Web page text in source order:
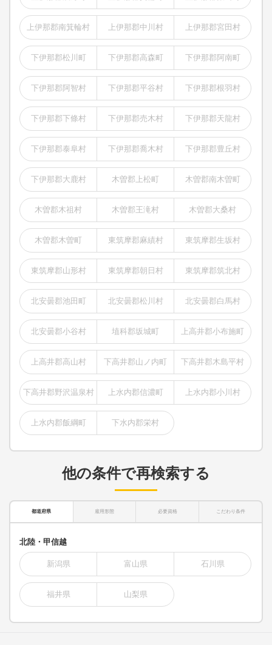
上伊那郡南箕輪村 上伊那郡中川村 上伊那郡宮田村
下伊那郡松川町 下伊那郡高森町 下伊那郡阿南町
下伊那郡阿智村 下伊那郡平谷村 下伊那郡根羽村
下伊那郡下條村 下伊那郡売木村 下伊那郡天龍村
下伊那郡泰阜村 下伊那郡喬木村 下伊那郡豊丘村
下伊那郡大鹿村 木曽郡上松町 木曽郡南木曽町
木曽郡木祖村 木曽郡王滝村 木曽郡大桑村
木曽郡木曽町 東筑摩郡麻績村 東筑摩郡生坂村
東筑摩郡山形村 東筑摩郡朝日村 東筑摩郡筑北村
北安曇郡池田町 北安曇郡松川村 北安曇郡白馬村
北安曇郡小谷村 埴科郡坂城町 上高井郡小布施町
上高井郡高山村 下高井郡山ノ内町 下高井郡木島平村
下高井郡野沢温泉村 上水内郡信濃町 上水内郡小川村
上水内郡飯綱町 下水内郡栄村
他の条件で再検索する
都道府県 雇用形態 必要資格 こだわり条件
北陸・甲信越
新潟県 富山県 石川県
福井県 山梨県